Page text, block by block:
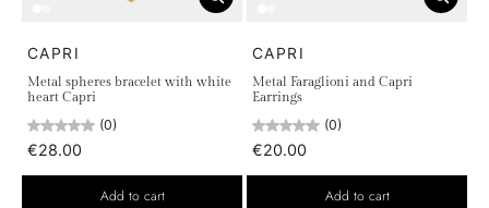
CAPRI
Metal spheres bracelet with white
heart Capri
(0)
€28.00
Add to cart
CAPRI
Metal Faraglioni and Capri
Earrings
(0)
€20.00
Add to cart